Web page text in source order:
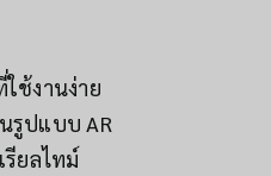
ใช้งานง่าย
รูปแบบ AR
รียลไทม์